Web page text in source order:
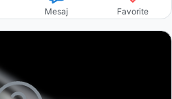
Mesaj Favorite